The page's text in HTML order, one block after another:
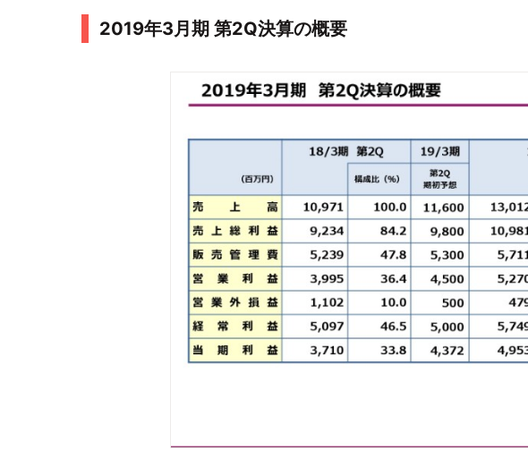
2019年3月期 第2Q決算の概要